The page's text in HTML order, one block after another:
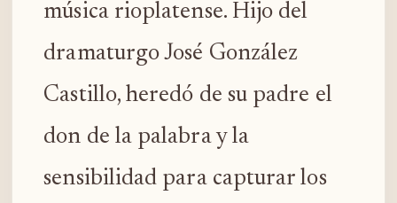
música rioplatense. Hijo del
dramaturgo José González
Castillo, heredó de su padre el
don de la palabra y la
sensibilidad para capturar los